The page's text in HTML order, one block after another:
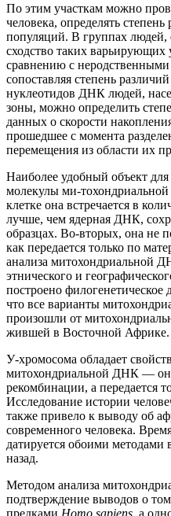
По этим участкам можно
человека, определять
популяций. В группах
сходство таких
сравнению с
сопоставляя степень
нуклеотидов ДНК людей,
зоны, можно определить
данных о скорости
прошедшее с момента
перемещения из области их
Наиболее удобный объект
молекулы ми-
клетке она встречается в
лучше, чем ядерная ДНК,
образцах. Во-вторых, она не
как передается только по
анализа митохондриальной
этнического и
построено филогенетическое
что все варианты
произошли от
жившей в Восточной Африке.
У-хромосома обладает
митохондриальной ДНК —
рекомбинации, а передается
Исследование истории
также привело к выводу об
современного человека.
датируется обоими методами
назад.
Методом анализа
подтверждение выводов о
предками Homo sapiens, а